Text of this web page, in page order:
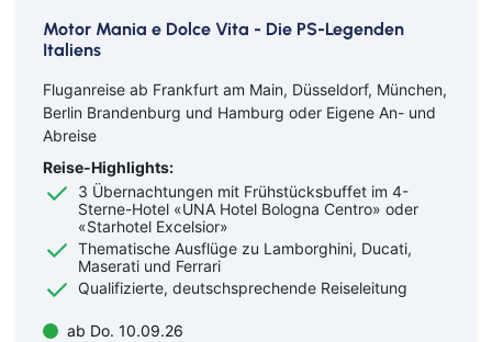
Motor Mania e Dolce Vita - Die PS-Legenden
Italiens
Fluganreise ab Frankfurt am Main, Düsseldorf, München,
Berlin Brandenburg und Hamburg oder Eigene An- und
Abreise
Reise-Highlights:
3 Übernachtungen mit Frühstücksbuffet im 4-
Sterne-Hotel «UNA Hotel Bologna Centro» oder
«Starhotel Excelsior»
Thematische Ausflüge zu Lamborghini, Ducati,
Maserati und Ferrari
Qualifizierte, deutschsprechende Reiseleitung
ab Do. 10.09.26